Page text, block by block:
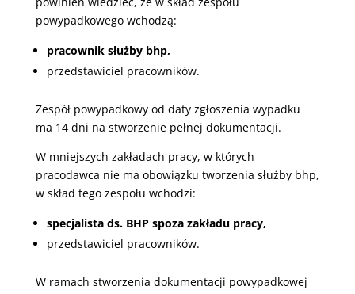
powypadkowego wchodzą:
pracownik służby bhp,
przedstawiciel pracowników.
Zespół powypadkowy od daty zgłoszenia wypadku
ma 14 dni na stworzenie pełnej dokumentacji.
W mniejszych zakładach pracy, w których
pracodawca nie ma obowiązku tworzenia służby bhp,
w skład tego zespołu wchodzi:
specjalista ds. BHP spoza zakładu pracy,
przedstawiciel pracowników.
W ramach stworzenia dokumentacji powypadkowej